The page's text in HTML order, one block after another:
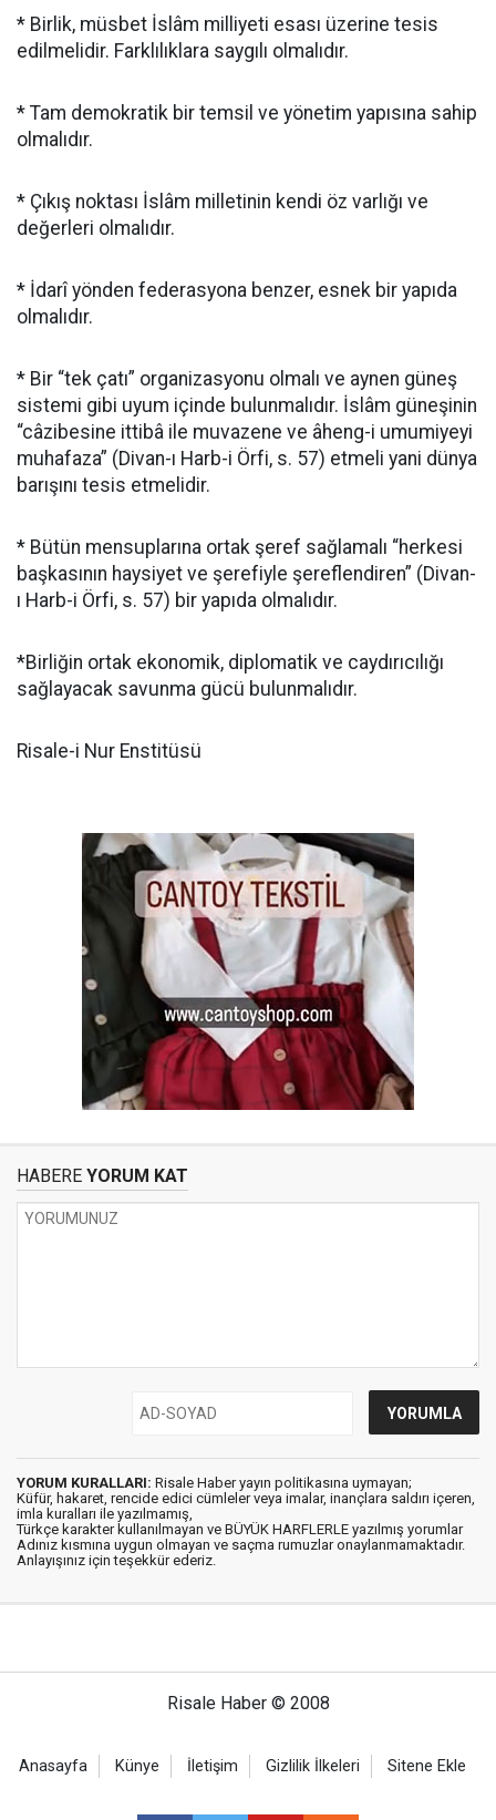
* Birlik, müsbet İslâm milliyeti esası üzerine tesis
edilmelidir. Farklılıklara saygılı olmalıdır.
* Tam demokratik bir temsil ve yönetim yapısına sahip
olmalıdır.
* Çıkış noktası İslâm milletinin kendi öz varlığı ve
değerleri olmalıdır.
* İdarî yönden federasyona benzer, esnek bir yapıda
olmalıdır.
* Bir “tek çatı” organizasyonu olmalı ve aynen güneş
sistemi gibi uyum içinde bulunmalıdır. İslâm güneşinin
“câzibesine ittibâ ile muvazene ve âheng-i umumiyeyi
muhafaza” (Divan-ı Harb-i Örfi, s. 57) etmeli yani dünya
barışını tesis etmelidir.
* Bütün mensuplarına ortak şeref sağlamalı “herkesi
başkasının haysiyet ve şerefiyle şereflendiren” (Divan-
ı Harb-i Örfi, s. 57) bir yapıda olmalıdır.
*Birliğin ortak ekonomik, diplomatik ve caydırıcılığı
sağlayacak savunma gücü bulunmalıdır.
Risale-i Nur Enstitüsü
HABERE YORUM KAT
YORUM KURALLARI: Risale Haber yayın politikasına uymayan;
Küfür, hakaret, rencide edici cümleler veya imalar, inançlara saldırı içeren,
imla kuralları ile yazılmamış,
Türkçe karakter kullanılmayan ve BÜYÜK HARFLERLE yazılmış yorumlar
Adınız kısmına uygun olmayan ve saçma rumuzlar onaylanmamaktadır.
Anlayışınız için teşekkür ederiz.
Risale Haber © 2008
Anasayfa Künye İletişim Gizlilik İlkeleri Sitene Ekle